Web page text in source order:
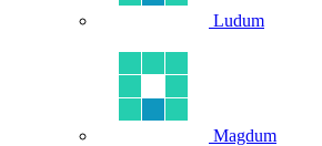
Ludum
Magdum